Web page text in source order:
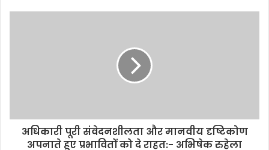
अधिकारी पूरी संवेदनशीलता और मानवीय दृष्टिकोण
अपनाते हुए प्रभावितों को दे राहत:- अभिषेक रुहेला